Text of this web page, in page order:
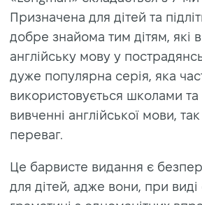
Призначена для дітей та
добре знайома тим дітям, які
англійську мову у
дуже популярна серія, яка
використовується школами
вивченні англійської мови,
переваг.
Це барвисте видання є
для дітей, адже вони, при виді